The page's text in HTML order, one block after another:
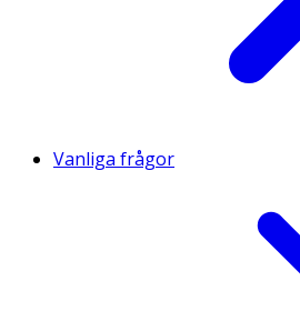
Vanliga frågor